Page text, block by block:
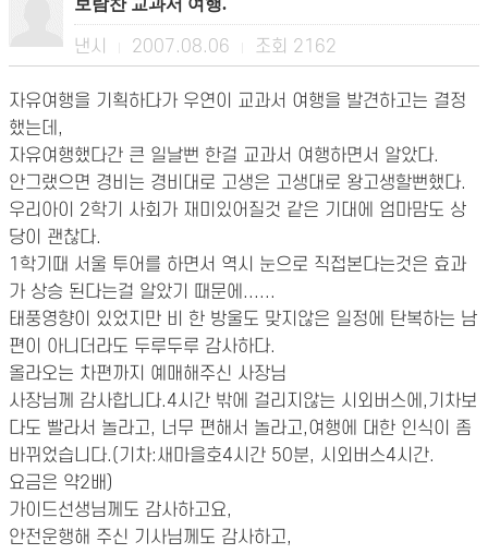
보람찬 교과서 여행.
낸시 2007.08.06 조회 2162
자유여행을 기획하다가 우연이 교과서 여행을 발견하고는 결정
했는데,
자유여행했다간 큰 일날뻔 한걸 교과서 여행하면서 알았다.
안그랬으면 경비는 경비대로 고생은 고생대로 왕고생할뻔했다.
우리아이 2학기 사회가 재미있어질것 같은 기대에 엄마맘도 상
당이 괜찮다.
1학기때 서울 투어를 하면서 역시 눈으로 직접본다는것은 효과
가 상승 된다는걸 알았기 때문에......
태풍영향이 있었지만 비 한 방울도 맞지않은 일정에 탄복하는 남
편이 아니더라도 두루두루 감사하다.
올라오는 차편까지 예매해주신 사장님
사장님께 감사합니다.4시간 밖에 걸리지않는 시외버스에,기차보
다도 빨라서 놀라고, 너무 편해서 놀라고,여행에 대한 인식이 좀
바뀌었습니다.(기차:새마을호4시간 50분, 시외버스4시간.
요금은 약2배)
가이드선생님께도 감사하고요,
안전운행해 주신 기사님께도 감사하고,